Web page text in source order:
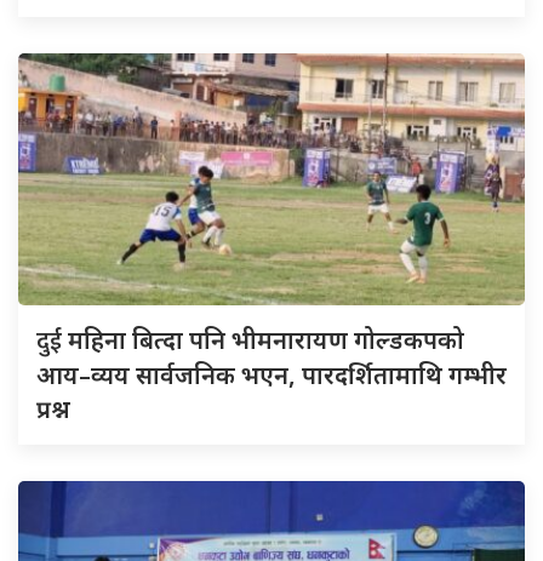
दुईमहिना बित्दा पनि भीमनारायण गोल्डकपको
आय–व्यय सार्वजनिक भएन, पारदर्शितामाथि गम्भीर
प्रश्न